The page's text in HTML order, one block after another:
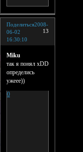
Поделиться
13
2008-
06-02
16:30:10
Miku
так я понял xDD
определись
ужеее))
0